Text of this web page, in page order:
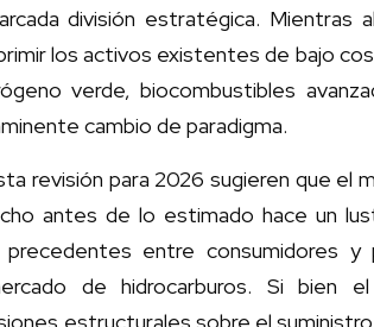
división estratégica. Mientras
los activos existentes de bajo
verde, biocombustibles
cambio de paradigma.
revisión para 2026 sugieren que el
antes de lo estimado hace un
precedentes entre consumidores y
de hidrocarburos. Si bien